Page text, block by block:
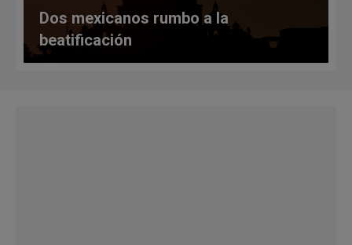
Dos mexicanos rumbo a la
beatificación